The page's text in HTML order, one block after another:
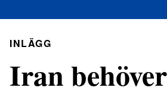
INLÄGG
Iran